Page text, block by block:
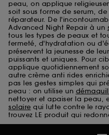
peau, on applique
soit sous forme de serum,
réparateur. De
Advanced Night Repair à un
tous les types de peaux et
fermeté, d'hydratation ou
préservent la jeunesse de
puissants et uniques. Pour
applique quotidiennement
autre crème anti rides
pas les gestes simples qui
peau : on utilise un
nettoyer et apaiser la peau,
solaire qui lutte contre le
trouvez LE produit qui